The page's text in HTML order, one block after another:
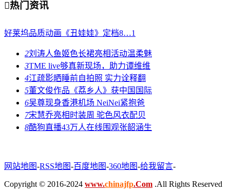
热门资讯
好莱坞品质动画《丑娃娃》定档8…1
2刘涛人鱼姬色长裙亮相活动温柔魅
3TME live够真新现场，助力谭维维
4江疏影晒睡前自拍照 实力诠释翻
5董文俊作品《荔乡人》获中国国际
6吴尊现身香港机场 NeiNei紧抱爸
7宋慧乔亮相时装周 驼色风衣配贝
8酷狗直播43万人在线围观张韶涵生
网站地图-RSS地图-百度地图-360地图-给我留言-
Copyright © 2016-2024 www.chinajfp.Com .All Rights Reserved